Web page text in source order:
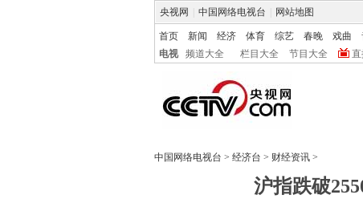
央视网 中国网络电视台 网站地图
首页 新闻 经济 体育 综艺 春晚 戏曲
电视
频道大全 栏目大全 节目大全 直
中国网络电视台 > 经济台 > 财经资讯 >
沪指跌破